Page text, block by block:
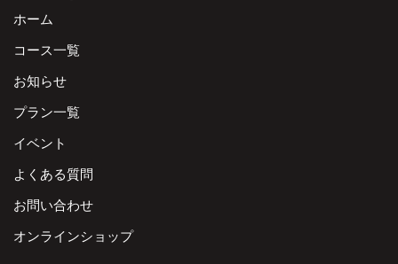
ホーム
コース一覧
お知らせ
プラン一覧
イベント
よくある質問
お問い合わせ
オンラインショップ